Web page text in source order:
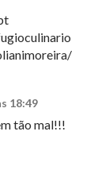
18:49
tão mal!!!